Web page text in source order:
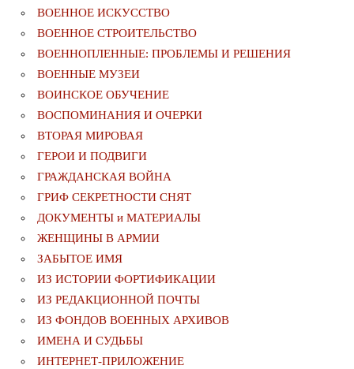
ВОЕННОЕ ИСКУССТВО
ВОЕННОЕ СТРОИТЕЛЬСТВО
ВОЕННОПЛЕННЫЕ: ПРОБЛЕМЫ И РЕШЕНИЯ
ВОЕННЫЕ МУЗЕИ
ВОИНСКОЕ ОБУЧЕНИЕ
ВОСПОМИНАНИЯ И ОЧЕРКИ
ВТОРАЯ МИРОВАЯ
ГЕРОИ И ПОДВИГИ
ГРАЖДАНСКАЯ ВОЙНА
ГРИФ СЕКРЕТНОСТИ СНЯТ
ДОКУМЕНТЫ и МАТЕРИАЛЫ
ЖЕНЩИНЫ В АРМИИ
ЗАБЫТОЕ ИМЯ
ИЗ ИСТОРИИ ФОРТИФИКАЦИИ
ИЗ РЕДАКЦИОННОЙ ПОЧТЫ
ИЗ ФОНДОВ ВОЕННЫХ АРХИВОВ
ИМЕНА И СУДЬБЫ
ИНТЕРНЕТ-ПРИЛОЖЕНИЕ